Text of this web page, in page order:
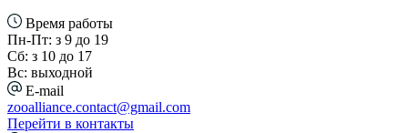
Время работы
Пн-Пт: з 9 до 19
Сб: з 10 до 17
Вс: выходной
E-mail
zooalliance.contact@gmail.com
Перейти в контакты